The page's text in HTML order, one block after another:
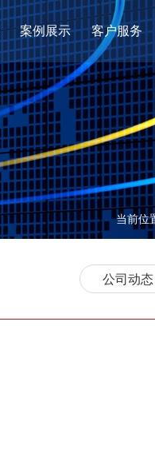
案例展示 客户服务
当前位
公司动态